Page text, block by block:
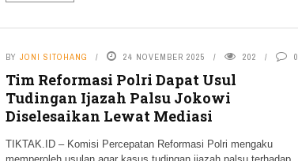
BY JONI SITOHANG 24 NOVEMBER 2025 202 0
Tim Reformasi Polri Dapat Usul
Tudingan Ijazah Palsu Jokowi
Diselesaikan Lewat Mediasi
TIKTAK.ID – Komisi Percepatan Reformasi Polri mengaku